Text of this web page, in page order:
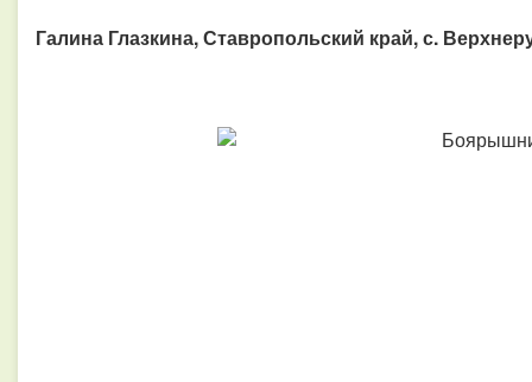
Галина Глазкина, Ставропольский край, с.